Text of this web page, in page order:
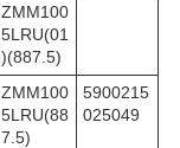
ZMM100
5LRU(01
)(887.5)
ZMM100
5LRU(88
7.5)
5900215
025049